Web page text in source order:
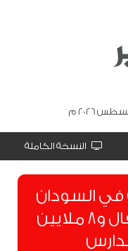
النسخة الكاملة
في السودان
سلبت مستقبل الأطفال و8 ملايين